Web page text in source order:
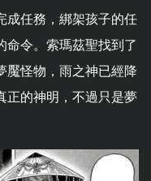
成任務，綁架孩子的任
命令。索瑪茲聖找到了
魘怪物，雨之神已經降
正的神明，不過只是夢